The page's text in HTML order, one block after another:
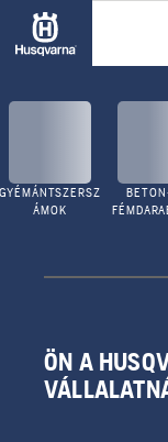
GYÉMÁNTSZERSZ
ÁMOK
ÖN A